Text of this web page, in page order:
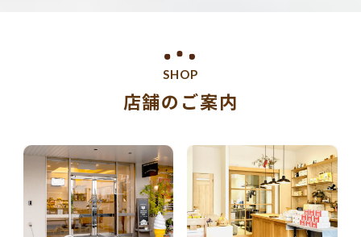
SHOP
店舗のご案内